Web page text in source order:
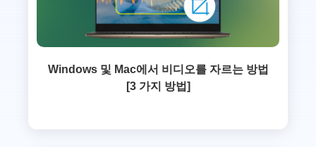
Windows 및 Mac에서 비디오를 자르는 방법
[3 가지 방법]